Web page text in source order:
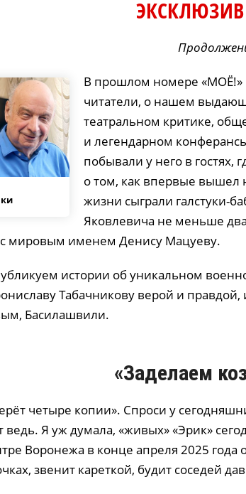
ЭКСКЛЮЗИВ
В прошлом номере «МОЁ!»
читатели, о нашем
театральном критике,
и легендарном
побывали у него в гостях,
о том, как впервые вышел
жизни сыграли галстуки-
Яковлевича не меньше
с мировым именем Денису Мацуеву.
истории об уникальном
Табачникову верой и
Басилашвили.
«Заделаем
четыре копии». Спроси у
ведь. Я уж думала, «живых» «Эрик»
Воронежа в конце апреля 2025 года
звенит кареткой, будит соседей